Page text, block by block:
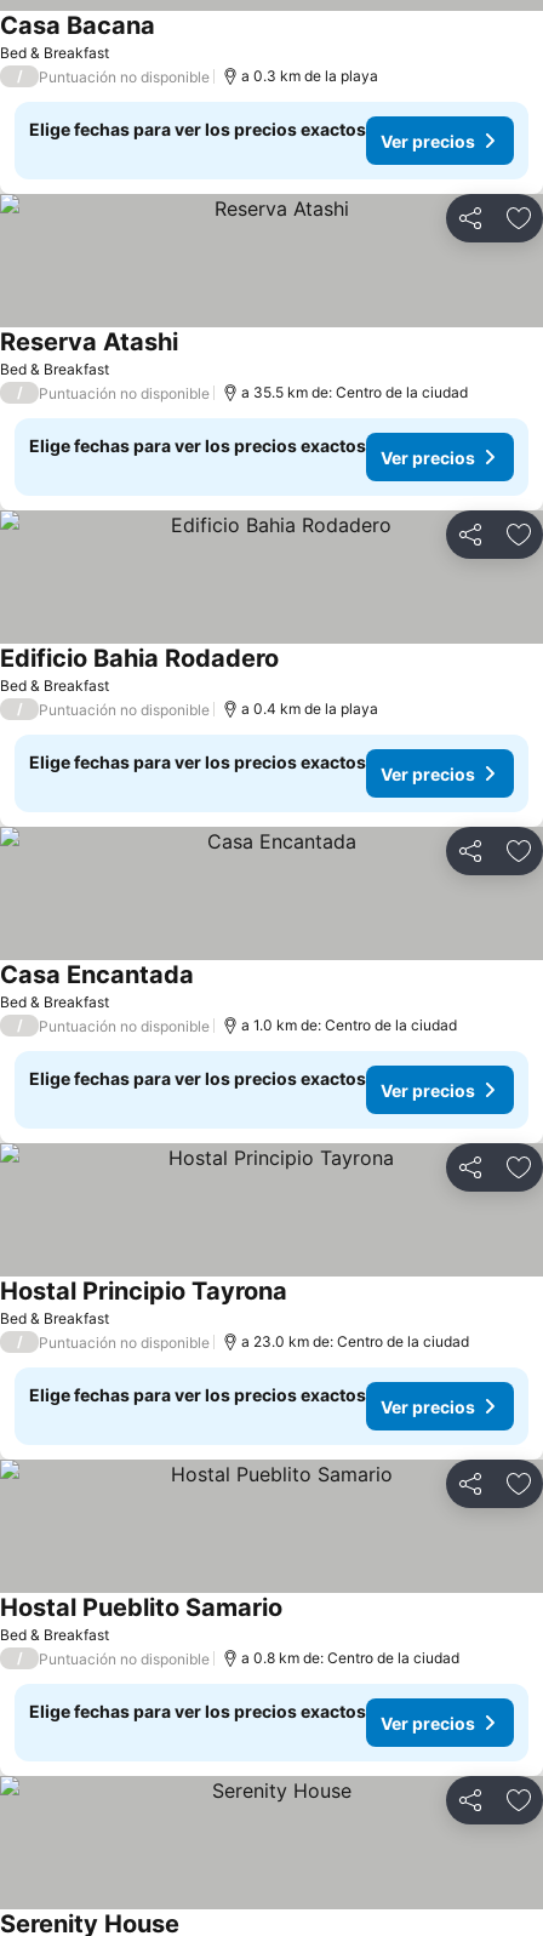
Bed & Breakfast
Casa Bacana
/ Puntuación no disponible a 0.3 km de la playa
Elige fechas para ver los precios exactos
Ver precios
Compartir
Bed & Breakfast
Reserva Atashi
/ Puntuación no disponible a 35.5 km de: Centro de la ciudad
Elige fechas para ver los precios exactos
Ver precios
Compartir
Bed & Breakfast
Edificio Bahia Rodadero
/ Puntuación no disponible a 0.4 km de la playa
Elige fechas para ver los precios exactos
Ver precios
Compartir
Bed & Breakfast
Casa Encantada
/ Puntuación no disponible a 1.0 km de: Centro de la ciudad
Elige fechas para ver los precios exactos
Ver precios
Compartir
Bed & Breakfast
Hostal Principio Tayrona
/ Puntuación no disponible a 23.0 km de: Centro de la ciudad
Elige fechas para ver los precios exactos
Ver precios
Compartir
Bed & Breakfast
Hostal Pueblito Samario
/ Puntuación no disponible a 0.8 km de: Centro de la ciudad
Elige fechas para ver los precios exactos
Ver precios
Compartir
Serenity House